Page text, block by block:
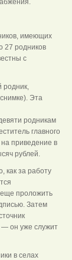
имеющих
27 родников
с
родник,
Эта
родникам
главного
приведение в
рублей.
как за работу
еще проложить
Затем
— он уже служит
в селах